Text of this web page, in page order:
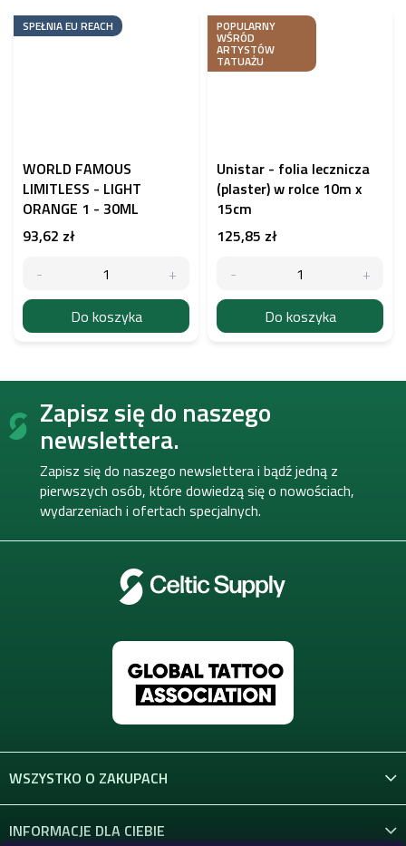
SPEŁNIA EU REACH
WORLD FAMOUS
LIMITLESS - LIGHT
ORANGE 1 - 30ML
93,62 zł
Do koszyka
POPULARNY
WŚRÓD
ARTYSTÓW
TATUAŻU
Unistar - folia lecznicza
(plaster) w rolce 10m x
15cm
125,85 zł
Do koszyka
S
Zapisz się do naszego
newslettera.
Zapisz się do naszego newslettera i bądź jedną z
pierwszych osób, które dowiedzą się o nowościach,
wydarzeniach i ofertach specjalnych.
WSZYSTKO O ZAKUPACH
INFORMACJE DLA CIEBIE